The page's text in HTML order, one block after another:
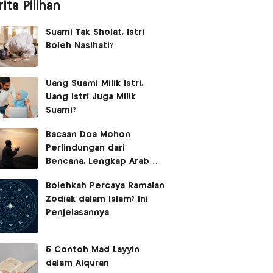
Pilihan
Suami Tak Sholat, Istri
Boleh Nasihati?
Uang Suami Milik Istri,
Uang Istri Juga Milik
Suami?
Bacaan Doa Mohon
Perlindungan dari
Bencana, Lengkap Arab
Bolehkah Percaya Ramalan
Zodiak dalam Islam? Ini
Penjelasannya
5 Contoh Mad Layyin
dalam Alquran